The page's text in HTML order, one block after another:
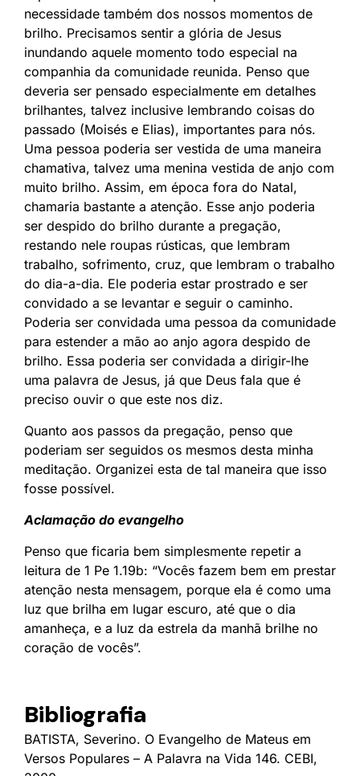
necessidade também dos nossos momentos de
brilho. Precisamos sentir a glória de Jesus
inundando aquele momento todo especial na
companhia da comunidade reunida. Penso que
deveria ser pensado especialmente em detalhes
brilhantes, talvez inclusive lembrando coisas do
passado (Moisés e Elias), importantes para nós.
Uma pessoa poderia ser vestida de uma maneira
chamativa, talvez uma menina vestida de anjo com
muito brilho. Assim, em época fora do Natal,
chamaria bastante a atenção. Esse anjo poderia
ser despido do brilho durante a pregação,
restando nele roupas rústicas, que lembram
trabalho, sofrimento, cruz, que lembram o trabalho
do dia-a-dia. Ele poderia estar prostrado e ser
convidado a se levantar e seguir o caminho.
Poderia ser convidada uma pessoa da comunidade
para estender a mão ao anjo agora despido de
brilho. Essa poderia ser convidada a dirigir-lhe
uma palavra de Jesus, já que Deus fala que é
preciso ouvir o que este nos diz.
Quanto aos passos da pregação, penso que
poderiam ser seguidos os mesmos desta minha
meditação. Organizei esta de tal maneira que isso
fosse possível.
Aclamação do evangelho
Penso que ficaria bem simplesmente repetir a
leitura de 1 Pe 1.19b: “Vocês fazem bem em prestar
atenção nesta mensagem, porque ela é como uma
luz que brilha em lugar escuro, até que o dia
amanheça, e a luz da estrela da manhã brilhe no
coração de vocês”.
Bibliografia
BATISTA, Severino. O Evangelho de Mateus em
Versos Populares – A Palavra na Vida 146. CEBI,